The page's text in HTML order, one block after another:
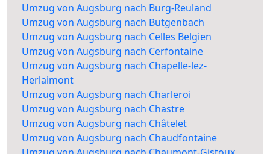
Umzug von Augsburg nach Burg-Reuland
Umzug von Augsburg nach Bütgenbach
Umzug von Augsburg nach Celles Belgien
Umzug von Augsburg nach Cerfontaine
Umzug von Augsburg nach Chapelle-lez-
Herlaimont
Umzug von Augsburg nach Charleroi
Umzug von Augsburg nach Chastre
Umzug von Augsburg nach Châtelet
Umzug von Augsburg nach Chaudfontaine